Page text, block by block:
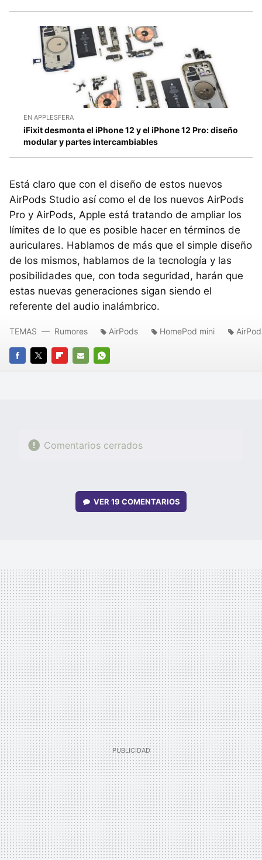
EN APPLESFERA
iFixit desmonta el iPhone 12 y el iPhone 12 Pro: diseño
modular y partes intercambiables
Está claro que con el diseño de estos nuevos
AirPods Studio así como el de los nuevos AirPods
Pro y AirPods, Apple está tratando de ampliar los
límites de lo que es posible hacer en términos de
auriculares. Hablamos de más que el simple diseño
de los mismos, hablamos de la tecnología y las
posibilidades que, con toda seguridad, harán que
estas nuevas generaciones sigan siendo el
referente del audio inalámbrico.
FACEBOOK
TWITTERFLIPBOARD
E-
WHATSAPP
TEMAS Rumores AirPods HomePod mini
Comentarios cerrados
VER 19 COMENTARIOS